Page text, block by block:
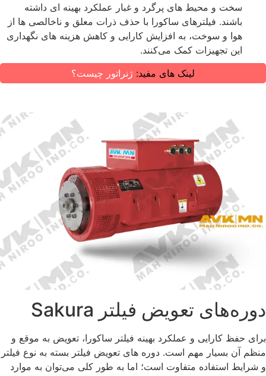
سخت و محیط ‌های پرگرد و غبار عملکرد بهینه‌ ای داشته
باشند. فیلترهای ساکورا با حذف ذرات معلق و ناخالصی‌ ها از
هوا و سوخت، به افزایش کارایی و کاهش هزینه‌ های نگهداری
این تجهیزات کمک می‌کنند.
لینک های مفید: ژنراتور چیست؟
دوره‌های تعویض فیلتر Sakura
برای حفظ کارایی و عملکرد بهینه فیلتر ساکورا، تعویض به موقع و
منظم آن بسیار مهم است. دوره‌ های تعویض فیلتر بسته به نوع فیلتر
و شرایط استفاده متفاوت است؛ اما به طور کلی می‌توان به موارد